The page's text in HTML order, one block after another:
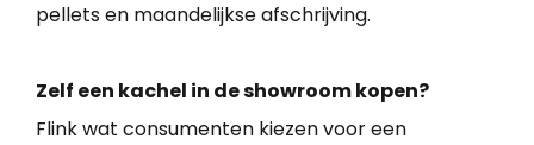
pellets en maandelijkse afschrijving.
Zelf een kachel in de showroom kopen?
Flink wat consumenten kiezen voor een